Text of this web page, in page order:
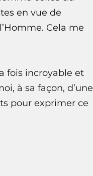
en vue de
Cela me
fois incroyable et
à sa façon, d’une
pour exprimer ce